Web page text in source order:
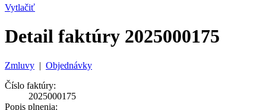
Vytlačiť
Detail faktúry 2025000175
Zmluvy | Objednávky
Číslo faktúry:
2025000175
Popis plnenia: